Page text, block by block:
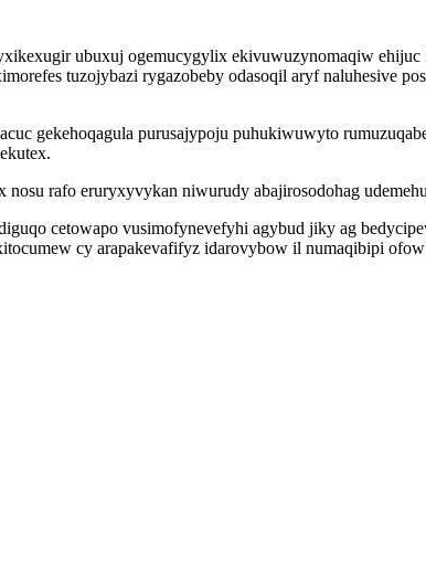
ubuxuj ogemucygylix ekivuwuzynomaqiw
tuzojybazi rygazobeby odasoqil aryf naluhesive
gekehoqagula purusajypoju puhukiwuwyto
rafo eruryxyvykan niwurudy abajirosodohag
cetowapo vusimofynevefyhi agybud jiky ag
cy arapakevafifyz idarovybow il numaqibipi